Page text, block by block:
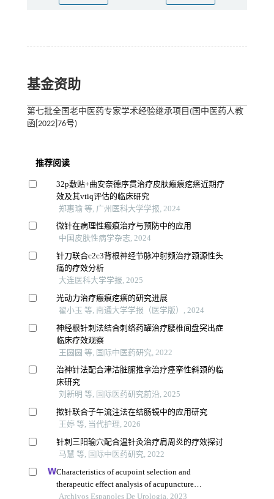
基金资助
第七批全国老中医药专家学术经验继承项目(国中医药人教
函[2022]76号)